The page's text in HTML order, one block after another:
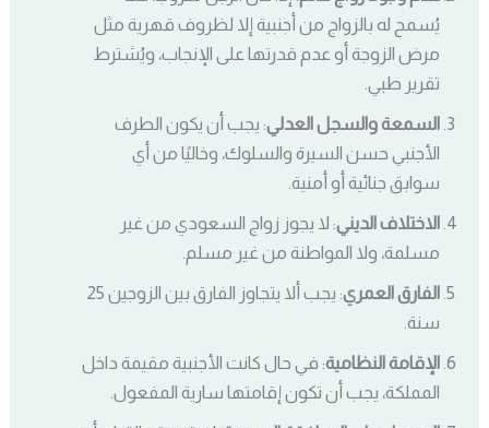
يُسمح له بالزواج من أجنبية إلا لظروف قهرية مثل
مرض الزوجة أو عدم قدرتها على الإنجاب، ويُشترط
تقرير طبي.
السمعة والسجل العدلي: يجب أن يكون الطرف
الأجنبي حسن السيرة والسلوك، وخاليًا من أي
سوابق جنائية أو أمنية.
الاختلاف الديني: لا يجوز زواج السعودي من غير
مسلمة، ولا المواطنة من غير مسلم.
الفارق العمري
: يجب ألا يتجاوز الفارق بين الزوجين 25
سنة.
الإقامة النظامية: في حال كانت الأجنبية مقيمة داخل
المملكة، يجب أن تكون إقامتها سارية المفعول.